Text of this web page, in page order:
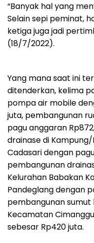
“Banyak hal yang
Selain sepi peminat,
ketiga juga jadi
(18/7/2022).
Yang mana saat ini
ditenderkan, kelima
pompa air mobile
juta, pembangunan
pagu anggaran
drainase di
Cadasari dengan
pembangunan
Kelurahan Babakan
Pandeglang dengan
pembangunan sumut
Kecamatan
sebesar Rp420 juta.